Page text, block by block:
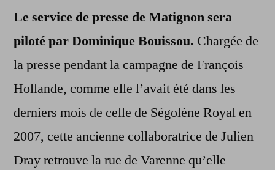
Le service de presse de Matignon sera
piloté par Dominique Bouissou. Chargée de
la presse pendant la campagne de François
Hollande, comme elle l’avait été dans les
derniers mois de celle de Ségolène Royal en
2007, cette ancienne collaboratrice de Julien
Dray retrouve la rue de Varenne qu’elle